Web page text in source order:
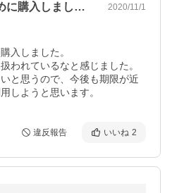
ポイントを消化するために購入しました。… 2020/11/1
入しました。
われているなと感じました。
と思うので、今後も期限が近
しようと思います。
違反報告 いいね 2